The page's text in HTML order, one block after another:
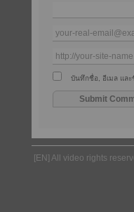
บันทึกชื่อ, อีเมล และ
[EN] All video rights